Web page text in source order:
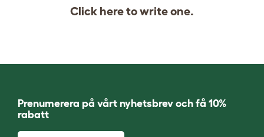
Click hereto write one.
Prenumerera på vårt nyhetsbrev och få 10%
rabatt